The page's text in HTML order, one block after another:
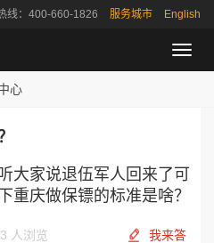
线：400-660-1826 服务城市 English
导
航
心
大家说退伍军人回来了可
重庆做保镖的标准是啥？
人浏览 我来答